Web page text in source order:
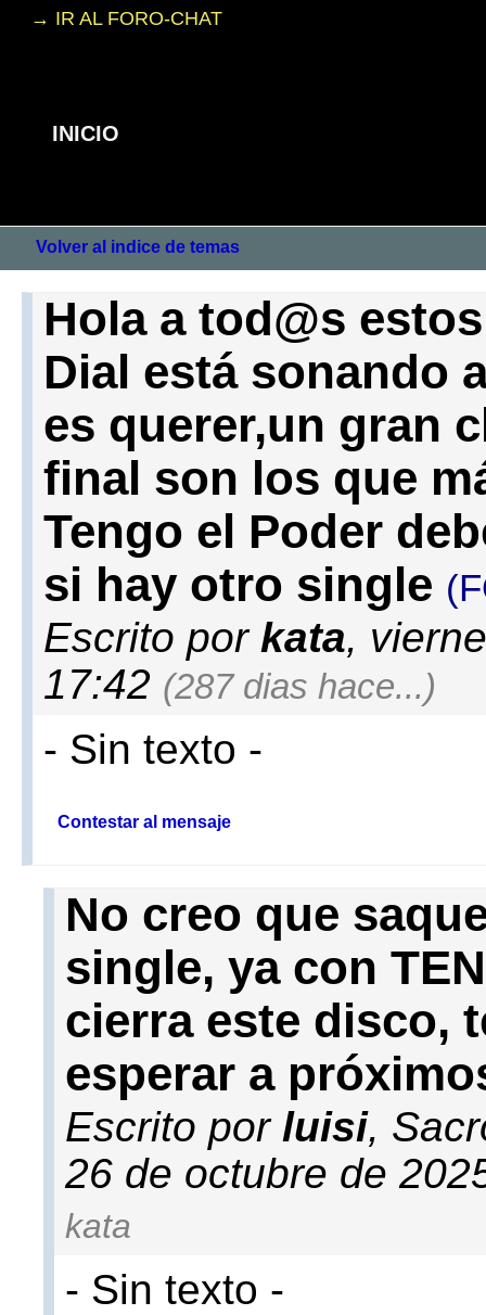
→ IR AL FORO-CHAT
INICIO
Volver al indice de temas
Hola a tod@s
Dial está sonando
es querer,un gran
final son los que
Tengo el Poder
si hay otro single
Escrito por kata,
17:42 (287 dias hace...)
- Sin texto -
Contestar al mensaje
No creo que
single, ya con
cierra este disco,
esperar a
Escrito por luisi,
26 de octubre de
kata
- Sin texto -